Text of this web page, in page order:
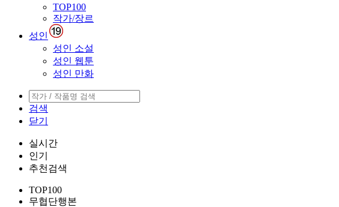
TOP100
작가/장르
성인
성인 소설
성인 웹툰
성인 만화
검색
닫기
실시간
인기
추천검색
TOP100
무협단행본